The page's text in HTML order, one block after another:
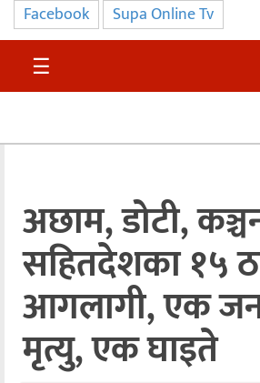
प्रमुख
समाचार
सुदुर
अन्तराष्ट्रिय
अन्तर्वार्ता
अर्थ
खेलकुद
मनोरञ्जन
Facebook Supa Online Tv
☰
अछाम, डोटी,
सहितदेशका १५
आगलागी, एक
मृत्यु, एक घाइते